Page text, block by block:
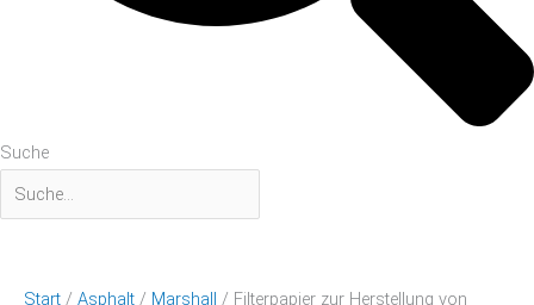
Suche
Start / Asphalt / Marshall / Filterpapier zur Herstellung von